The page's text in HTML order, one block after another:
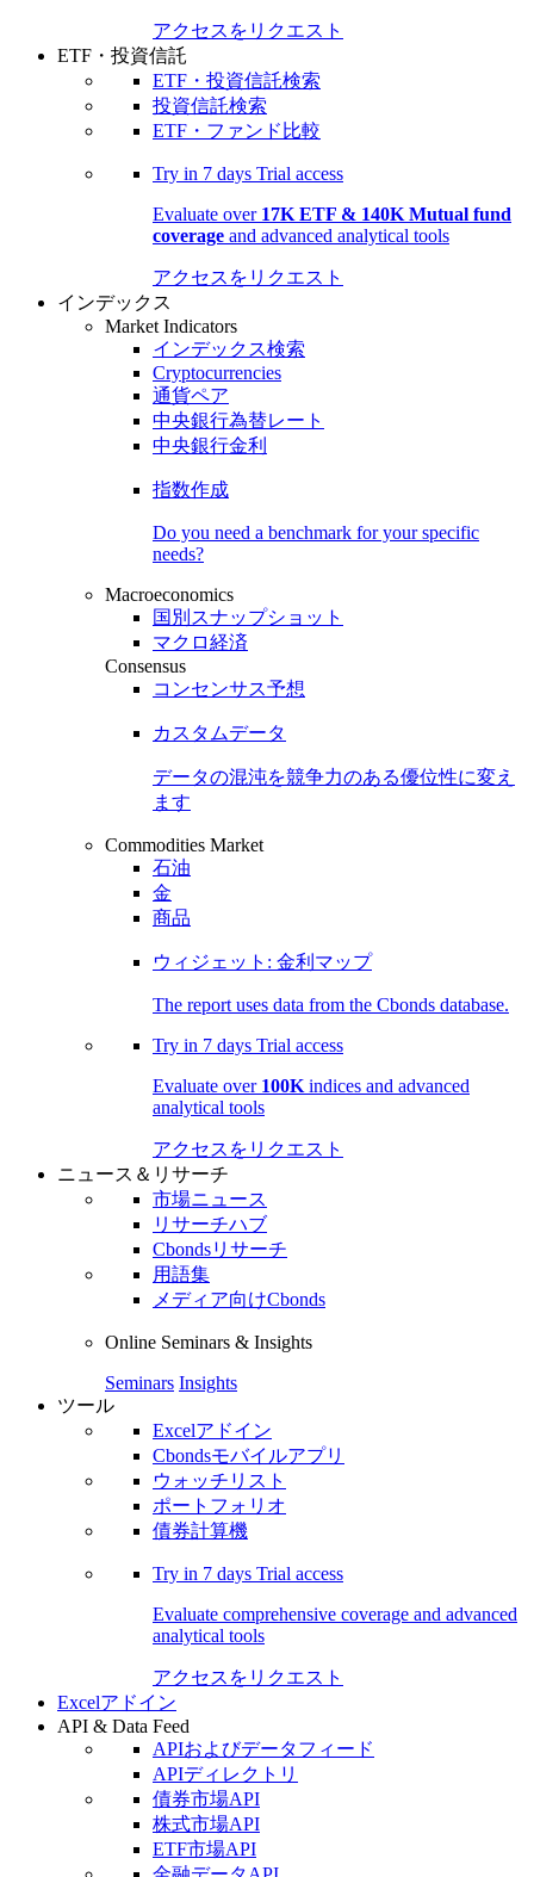
アクセスをリクエスト
ETF・投資信託
ETF・投資信託検索
投資信託検索
ETF・ファンド比較
Try in 7 days Trial access
Evaluate over 17K ETF & 140K Mutual fund
coverage and advanced analytical tools
アクセスをリクエスト
インデックス
Market Indicators
インデックス検索
Cryptocurrencies
通貨ペア
中央銀行為替レート
中央銀行金利
指数作成
Do you need a benchmark for your specific
needs?
Macroeconomics
国別スナップショット
マクロ経済
Consensus
コンセンサス予想
カスタムデータ
データの混沌を競争力のある優位性に変え
ます
Commodities Market
石油
金
商品
ウィジェット: 金利マップ
The report uses data from the Cbonds database.
Try in 7 days Trial access
Evaluate over 100K indices and advanced
analytical tools
アクセスをリクエスト
ニュース＆リサーチ
市場ニュース
リサーチハブ
Cbondsリサーチ
用語集
メディア向けCbonds
Online Seminars & Insights
Seminars Insights
ツール
Excelアドイン
Cbondsモバイルアプリ
ウォッチリスト
ポートフォリオ
債券計算機
Try in 7 days Trial access
Evaluate comprehensive coverage and advanced
analytical tools
アクセスをリクエスト
Excelアドイン
API & Data Feed
APIおよびデータフィード
APIディレクトリ
債券市場API
株式市場API
ETF市場API